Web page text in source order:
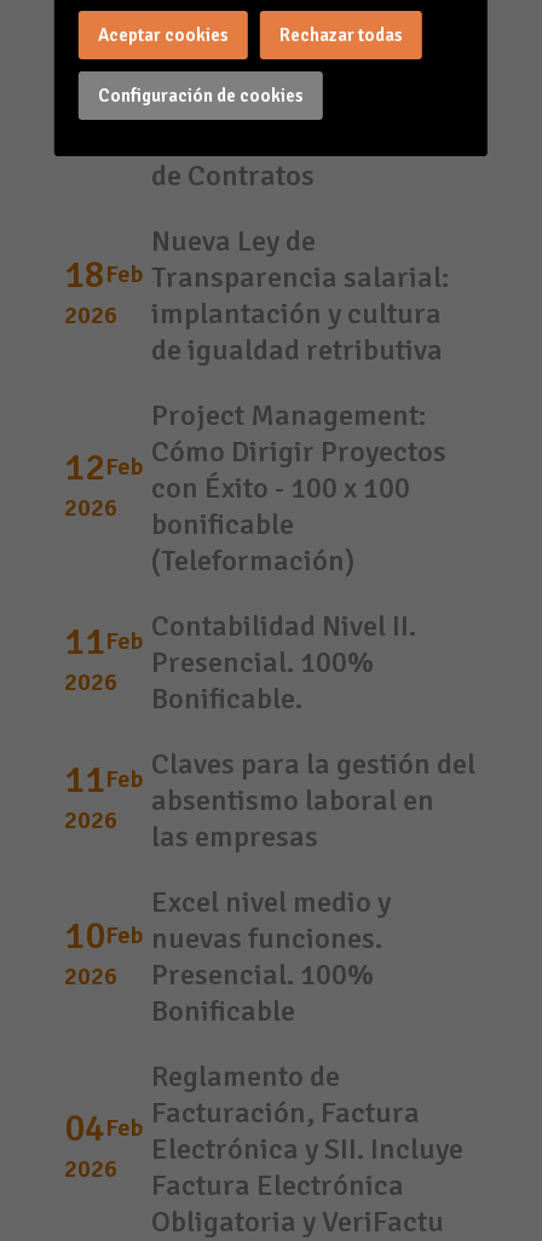
25Feb
2026
Laboral: Actualización
en Seguridad Social,
Jubilaciones,
de Contratos
18Feb
2026
Nueva Ley de
Transparencia salarial:
implantación y cultura
de igualdad retributiva
12Feb
2026
Project Management:
Cómo Dirigir Proyectos
con Éxito - 100 x 100
bonificable
(Teleformación)
11Feb
2026
Contabilidad Nivel II.
Presencial. 100%
Bonificable.
11Feb
2026
Claves para la gestión del
absentismo laboral en
las empresas
10Feb
2026
Excel nivel medio y
nuevas funciones.
Presencial. 100%
Bonificable
04Feb
2026
Reglamento de
Facturación, Factura
Electrónica y SII. Incluye
Factura Electrónica
Obligatoria y VeriFactu
Configuración de cookies
Aceptar cookies Rechazar todas